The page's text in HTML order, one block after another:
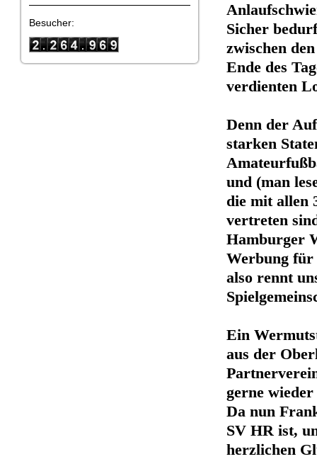
Besucher:
Sicher
zwischen
Ende des
verdienten
Denn der
starken
und (man
die mit allen
vertreten
Hamburger
Werbung für
also rennt
Ein
aus der
gerne
Da nun
SV HR ist,
herzlichen